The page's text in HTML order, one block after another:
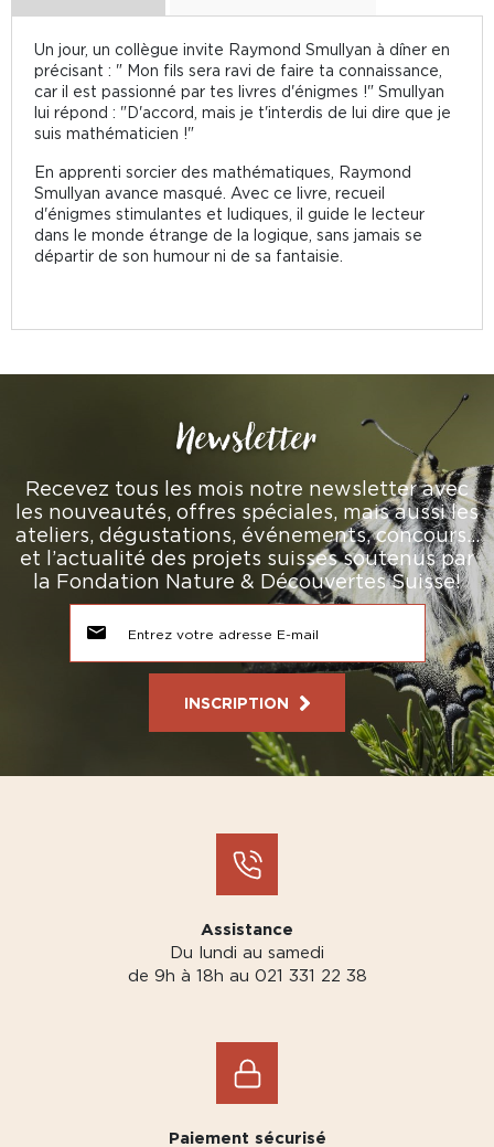
Un jour, un collègue invite Raymond Smullyan à dîner en
précisant : " Mon fils sera ravi de faire ta connaissance,
car il est passionné par tes livres d'énigmes !" Smullyan
lui répond : "D'accord, mais je t'interdis de lui dire que je
suis mathématicien !"
En apprenti sorcier des mathématiques, Raymond
Smullyan avance masqué. Avec ce livre, recueil
d'énigmes stimulantes et ludiques, il guide le lecteur
dans le monde étrange de la logique, sans jamais se
départir de son humour ni de sa fantaisie.
Newsletter
Recevez tous les mois notre newsletter avec
les nouveautés, offres spéciales, mais aussi les
ateliers, dégustations, événements, concours…
et l’actualité des projets suisses soutenus par
la Fondation Nature & Découvertes Suisse!
INSCRIPTION
Assistance
Du lundi au samedi
de 9h à 18h au 021 331 22 38
Paiement sécurisé